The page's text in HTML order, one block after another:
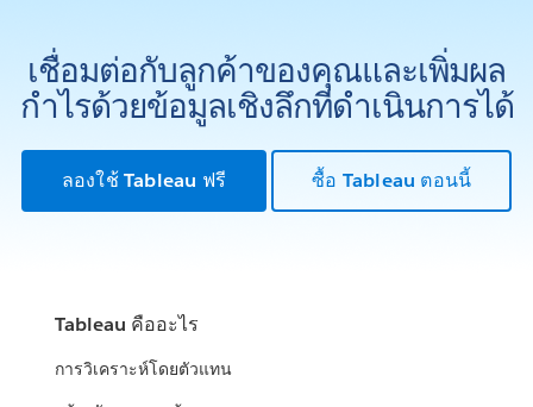
เชื่อมต่อกับลูกค้าของคุณและเพิ่มผล
กำไรด้วยข้อมูลเชิงลึกที่ดำเนินการได้
ลองใช้ Tableau ฟรี ซื้อ Tableau ตอนนี้
Tableau คืออะไร
การวิเคราะห์โดยตัวแทน